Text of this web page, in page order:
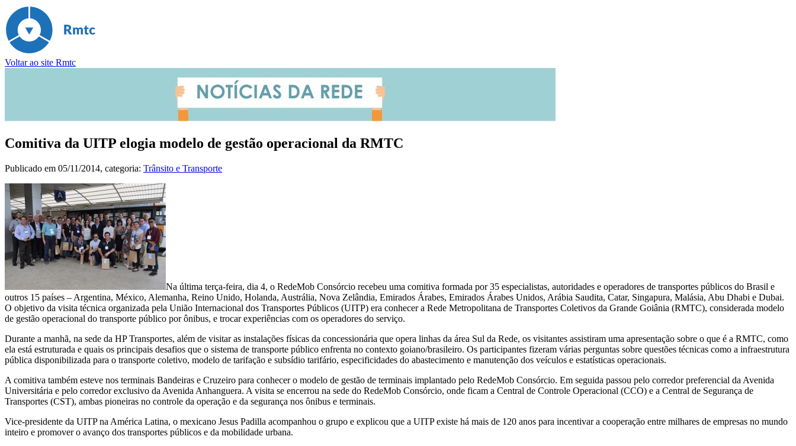
Voltar ao site Rmtc
Comitiva da UITP elogia modelo de gestão operacional da RMTC
Publicado em 05/11/2014, categoria: Trânsito e Transporte
Na última terça-feira, dia 4, o RedeMob Consórcio recebeu uma comitiva formada por 35 especialistas, autoridades e operadores de transportes públicos do Brasil e
outros 15 países – Argentina, México, Alemanha, Reino Unido, Holanda, Austrália, Nova Zelândia, Emirados Árabes, Emirados Árabes Unidos, Arábia Saudita, Catar, Singapura, Malásia, Abu Dhabi e Dubai.
O objetivo da visita técnica organizada pela União Internacional dos Transportes Públicos (UITP) era conhecer a Rede Metropolitana de Transportes Coletivos da Grande Goiânia (RMTC), considerada modelo
de gestão operacional do transporte público por ônibus, e trocar experiências com os operadores do serviço.
Durante a manhã, na sede da HP Transportes, além de visitar as instalações físicas da concessionária que opera linhas da área Sul da Rede, os visitantes assistiram uma apresentação sobre o que é a RMTC, como
ela está estruturada e quais os principais desafios que o sistema de transporte público enfrenta no contexto goiano/brasileiro. Os participantes fizeram várias perguntas sobre questões técnicas como a infraestrutura
pública disponibilizada para o transporte coletivo, modelo de tarifação e subsídio tarifário, especificidades do abastecimento e manutenção dos veículos e estatísticas operacionais.
A comitiva também esteve nos terminais Bandeiras e Cruzeiro para conhecer o modelo de gestão de terminais implantado pelo RedeMob Consórcio. Em seguida passou pelo corredor preferencial da Avenida
Universitária e pelo corredor exclusivo da Avenida Anhanguera. A visita se encerrou na sede do RedeMob Consórcio, onde ficam a Central de Controle Operacional (CCO) e a Central de Segurança de
Transportes (CST), ambas pioneiras no controle da operação e da segurança nos ônibus e terminais.
Vice-presidente da UITP na América Latina, o mexicano Jesus Padilla acompanhou o grupo e explicou que a UITP existe há mais de 120 anos para incentivar a cooperação entre milhares de empresas no mundo
inteiro e promover o avanço dos transportes públicos e da mobilidade urbana.